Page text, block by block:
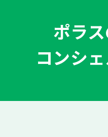
ポラ
コンシ